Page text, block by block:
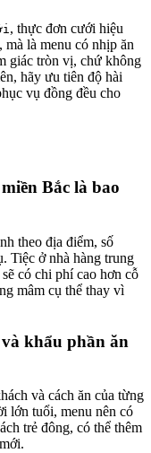
, thực đơn cưới hiệu
là menu có nhịp ăn
giác tròn vị, chứ không
hãy ưu tiên độ hài
vụ đồng đều cho
Bắc là bao
theo địa điểm, số
Tiệc ở nhà hàng trung
có chi phí cao hơn cỗ
mâm cụ thể thay vì
khẩu phần ăn
và cách ăn của từng
lớn tuổi, menu nên có
trẻ đông, có thể thêm